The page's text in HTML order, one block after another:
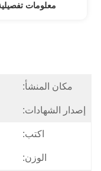
معلومات تفصيلية
مكان المنشأ:
إصدار الشهادات:
اكتب:
الوزن: